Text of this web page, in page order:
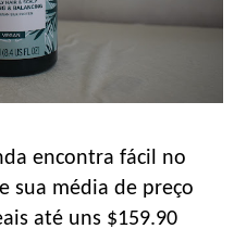
encontra fácil no
sua média de preço
até uns $159.90